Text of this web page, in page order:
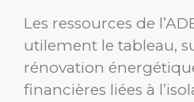
Les ressources de
utilement le tableau,
rénovation
financières liées à